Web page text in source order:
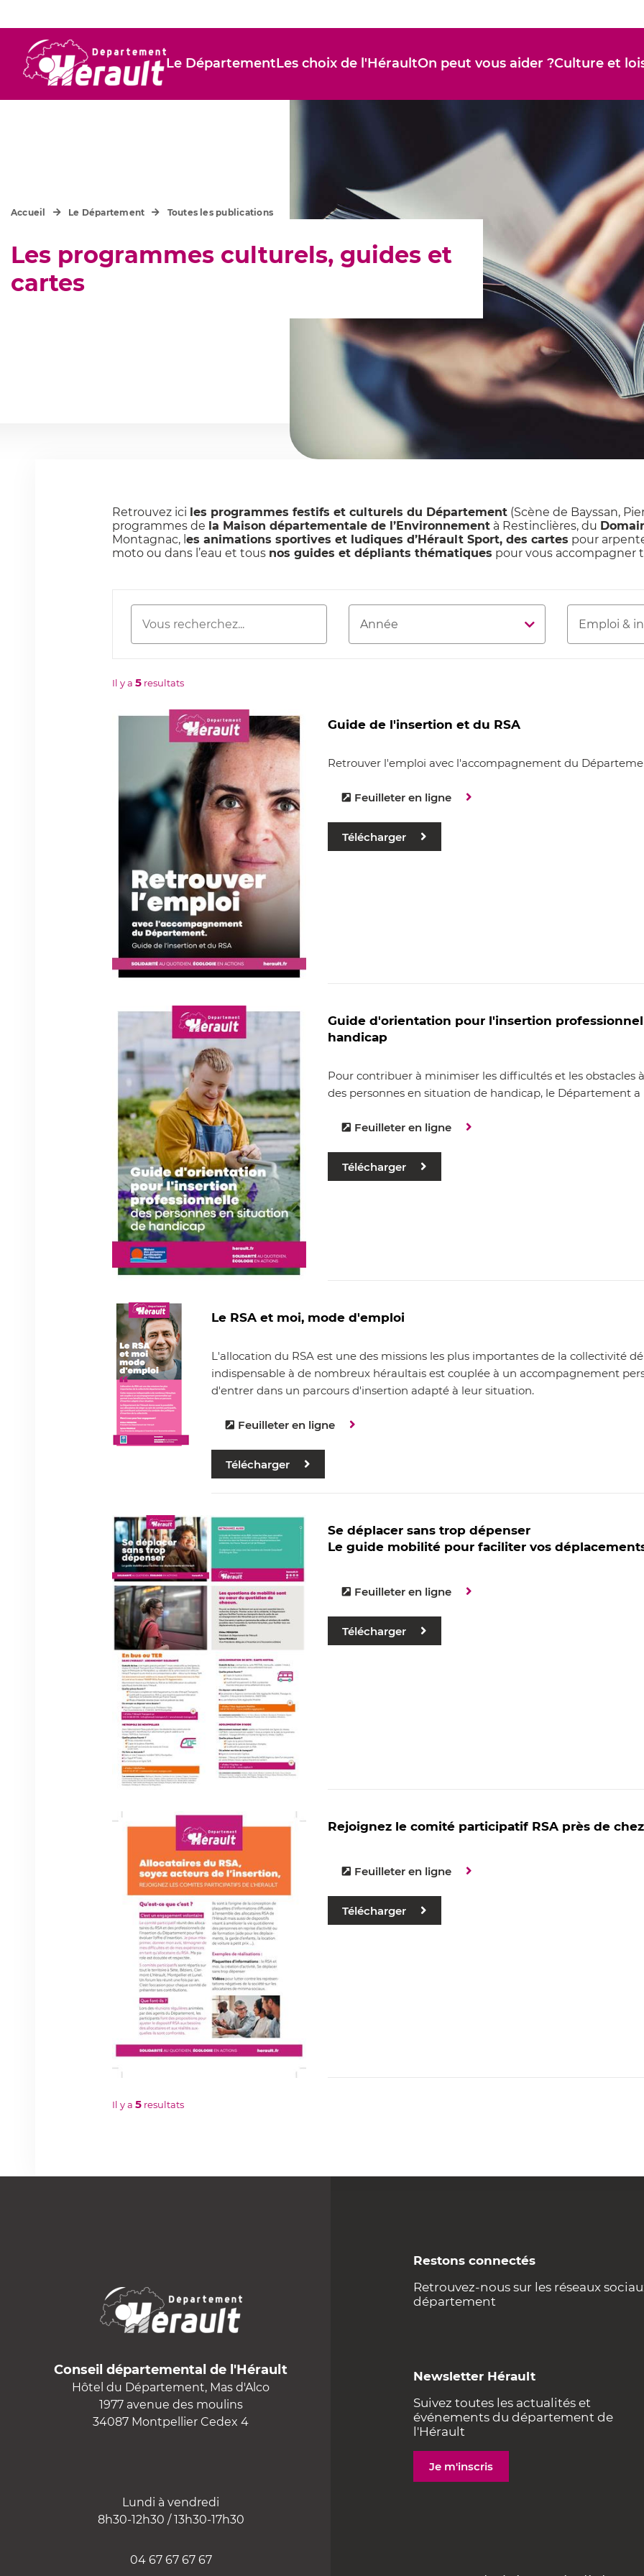
Le DépartementLes choix de l'HéraultOn peut vous aider ?Culture et
Les programmes culturels, guides et
cartes
Accueil Le Département Toutes les publications
Retrouvez ici les programmes festifs et culturels du Département (Scène de Bayssan,
programmes de la Maison départementale de l’Environnement à Restinclières, du
Montagnac, l es animations sportives et ludiques d’Hérault Sport, des cartes pour
moto ou dans l’eau et tous nos guides et dépliants thématiques pour vous accompagner
Rechercher
une
Thématique
Il y a 5 resultats
Guide de l'insertion et du RSA
Retrouver l'emploi avec l'accompagnement du
Feuilleter en ligne
Télécharger
Guide d'orientation pour l'insertion
handicap
Pour contribuer à minimiser les difficultés et les obstacles
des personnes en situation de handicap, le Département
Feuilleter en ligne
Télécharger
Le RSA et moi, mode d'emploi
L'allocation du RSA est une des missions les plus importantes de la collectivité
indispensable à de nombreux héraultais est couplée à un accompagnement
d'entrer dans un parcours d'insertion adapté à leur situation.
Feuilleter en ligne
Télécharger
Se déplacer sans trop dépenser
Le guide mobilité pour faciliter vos
Feuilleter en ligne
Télécharger
Rejoignez le comité participatif RSA près de
Feuilleter en ligne
Télécharger
Il y a 5 resultats
Conseil départemental de l'Hérault
Hôtel du Département, Mas d'Alco
1977 avenue des moulins
34087 Montpellier Cedex 4
Lundi à vendredi
8h30-12h30 / 13h30-17h30
04 67 67 67 67
Restons connectés
Retrouvez-nous sur les réseaux
département
Newsletter Hérault
Suivez toutes les actualités et
événements du département de
l'Hérault
Je m'inscris